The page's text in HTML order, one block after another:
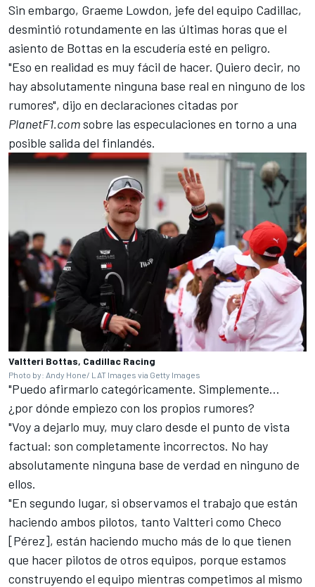
Sin embargo, Graeme Lowdon, jefe del equipo Cadillac,
desmintió rotundamente en las últimas horas que el
asiento de Bottas en la escudería esté en peligro.
"Eso en realidad es muy fácil de hacer. Quiero decir, no
hay absolutamente ninguna base real en ninguno de los
rumores", dijo en declaraciones citadas por
PlanetF1.comsobre las especulaciones en torno a una
posible salida del finlandés.
Valtteri Bottas, Cadillac Racing
Photo by: Andy Hone/ LAT Images via Getty Images
"Puedo afirmarlo categóricamente. Simplemente…
¿por dónde empiezo con los propios rumores?
"Voy a dejarlo muy, muy claro desde el punto de vista
factual: son completamente incorrectos. No hay
absolutamente ninguna base de verdad en ninguno de
ellos.
"En segundo lugar, si observamos el trabajo que están
haciendo ambos pilotos, tanto Valtteri como Checo
[Pérez], están haciendo mucho más de lo que tienen
que hacer pilotos de otros equipos, porque estamos
construyendo el equipo mientras competimos al mismo